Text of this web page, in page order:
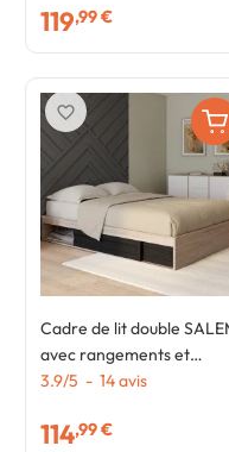
119,99 €
Cadre de lit double
avec rangements et
sommier 140 x 190 cm
3.9/5 - 14avis
114,99 €
favorite_border